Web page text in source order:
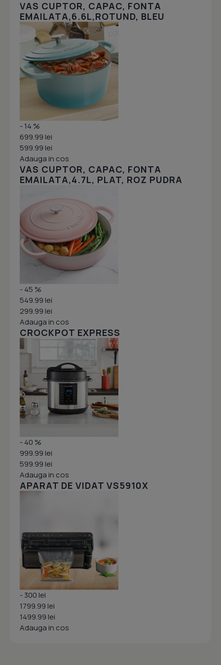
VAS CUPTOR, CAPAC, FONTA
EMAILATA,6.6L,ROTUND, BLEU
- 14 %
699.99 lei
599.99 lei
Adauga in cos
VAS CUPTOR, CAPAC, FONTA
EMAILATA,4.7L, PLAT, ROZ PUDRA
- 45 %
549.99 lei
299.99 lei
Adauga in cos
CROCKPOT EXPRESS
- 40 %
999.99 lei
599.99 lei
Adauga in cos
APARAT DE VIDAT VS5910X
- 300 lei
1799.99 lei
1499.99 lei
Adauga in cos